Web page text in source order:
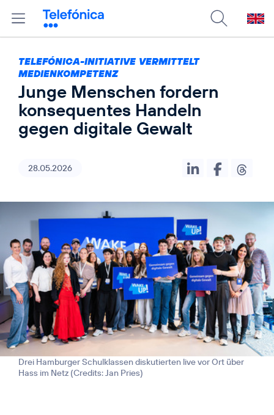
TELEFÓNICA-INITIATIVE VERMITTELT
MEDIENKOMPETENZ
Junge Menschen fordern
konsequentes Handeln
gegen digitale Gewalt
28.05.2026
Drei Hamburger Schulklassen diskutierten live vor Ort über
Hass im Netz (Credits: Jan Pries)